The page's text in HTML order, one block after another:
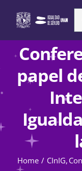
content
papel
Home CInIG